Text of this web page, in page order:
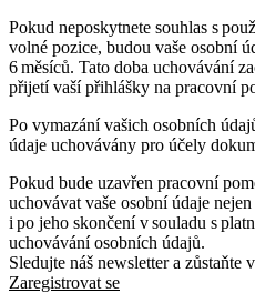
Pokud neposkytnete souhlas s
volné pozice, budou vaše osobní
6 měsíců. Tato doba uchovávání
přijetí vaší přihlášky na pracovní
Po vymazání vašich osobních
údaje uchovávány pro účely
Pokud bude uzavřen pracovní
uchovávat vaše osobní údaje
i po jeho skončení v souladu s
uchovávání osobních údajů.
Sledujte náš newsletter a zůstaňte
Zaregistrovat se